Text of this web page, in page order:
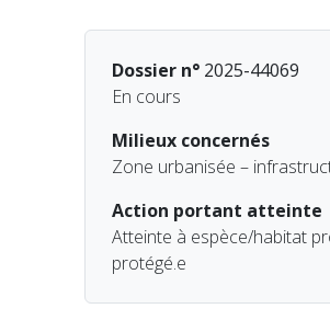
Dossier n°2025-44069
En cours
Milieux concernés
Zone urbanisée –
Action portant atteinte
Atteinte à espèce/habitat
protégé.e